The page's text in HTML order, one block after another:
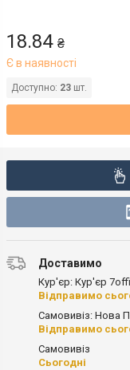
18.84 ₴
Є в наявності
Доступно: 23 шт.
Доставимо
Кур'єр: Кур'єр
Відправимо
Самовивіз: Нова
Відправимо
Самовивіз
Сьогодні